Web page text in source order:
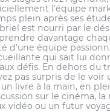
l’équipe
plein après ses
est nourri par le
davantage
d’une équipe
qui sait lui
défis. En dehors du
pas surpris de le voir
livre à la main, en
sur le cinéma, la
vidéo ou un futur